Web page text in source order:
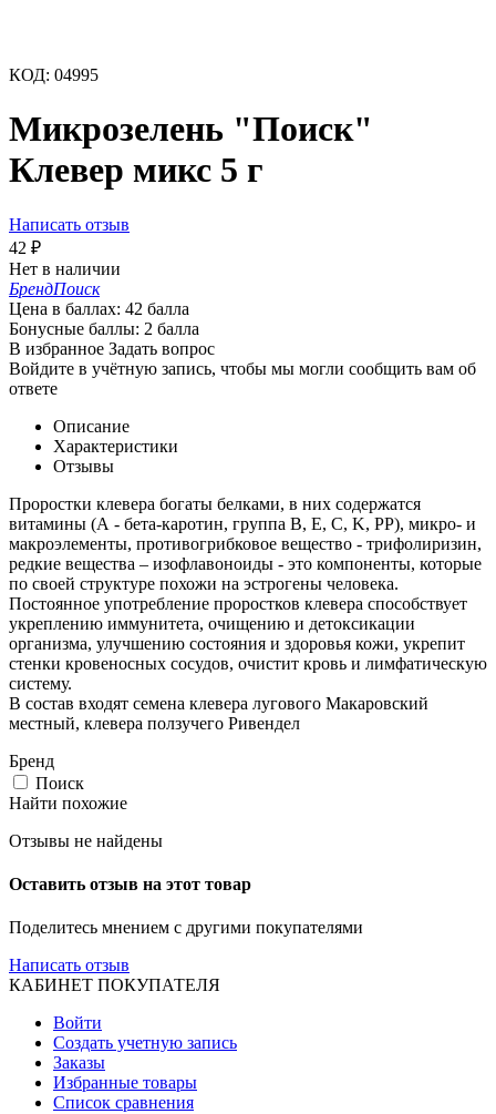
КОД: 04995
Микрозелень "Поиск"
Клевер микс 5 г
Написать отзыв
42 ₽
Нет в наличии
БрендПоиск
Цена в баллах: 42 балла
Бонусные баллы: 2 балла
В избранное Задать вопрос
Войдите в учётную запись, чтобы мы могли сообщить вам об
ответе
Описание
Характеристики
Отзывы
Проростки клевера богаты белками, в них содержатся
витамины (А - бета-каротин, группа В, Е, С, K, PP), микро- и
макроэлементы, противогрибковое вещество - трифолиризин,
редкие вещества – изофлавоноиды - это компоненты, которые
по своей структуре похожи на эстрогены человека.
Постоянное употребление проростков клевера способствует
укреплению иммунитета, очищению и детоксикации
организма, улучшению состояния и здоровья кожи, укрепит
стенки кровеносных сосудов, очистит кровь и лимфатическую
систему.
В состав входят семена клевера лугового Макаровский
местный, клевера ползучего Ривендел
Бренд
Поиск
Найти похожие
Отзывы не найдены
Оставить отзыв на этот товар
Поделитесь мнением с другими покупателями
Написать отзыв
КАБИНЕТ ПОКУПАТЕЛЯ
Войти
Создать учетную запись
Заказы
Избранные товары
Список сравнения